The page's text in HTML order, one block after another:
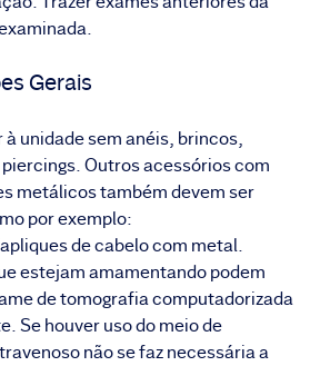
Gerais
unidade sem anéis, brincos,
Outros acessórios com
metálicos também devem ser
por exemplo:
de cabelo com metal.
estejam amamentando podem
de tomografia computadorizada
Se houver uso do meio de
não se faz necessária a